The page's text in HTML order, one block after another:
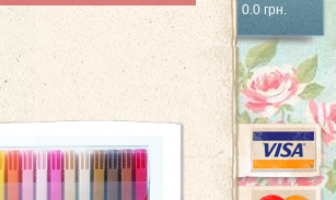
0.0 грн.